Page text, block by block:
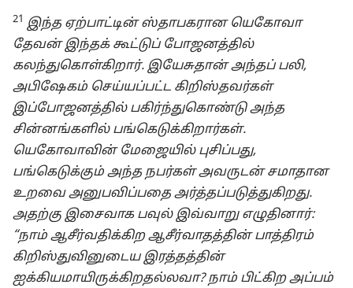
21 இந்த ஏற்பாட்டின் ஸ்தாபகரான யெகோவா
தேவன் இந்தக் கூட்டுப் போஜனத்தில்
கலந்துகொள்கிறார். இயேசுதான் அந்தப் பலி,
அபிஷேகம் செய்யப்பட்ட கிறிஸ்தவர்கள்
இப்போஜனத்தில் பகிர்ந்துகொண்டு அந்த
சின்னங்களில் பங்கெடுக்கிறார்கள்.
யெகோவாவின் மேஜையில் புசிப்பது,
பங்கெடுக்கும் அந்த நபர்கள் அவருடன் சமாதான
உறவை அனுபவிப்பதை அர்த்தப்படுத்துகிறது.
அதற்கு இசைவாக பவுல் இவ்வாறு எழுதினார்:
“நாம் ஆசீர்வதிக்கிற ஆசீர்வாதத்தின் பாத்திரம்
கிறிஸ்துவினுடைய இரத்தத்தின்
ஐக்கியமாயிருக்கிறதல்லவா? நாம் பிட்கிற அப்பம்